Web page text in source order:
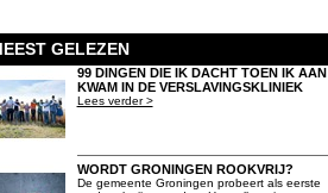
GELEZEN
99 DINGEN DIE IK DACHT TOEN IK AAN
KWAM IN DE VERSLAVINGSKLINIEK
Lees verder >
WORDT GRONINGEN ROOKVRIJ?
De gemeente Groningen probeert als eerste